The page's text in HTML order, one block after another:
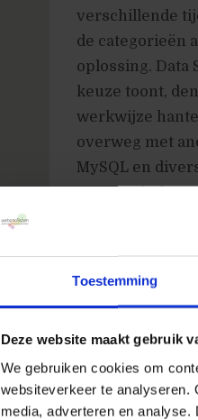
Toestemming
Deze website maakt gebruik
We gebruiken cookies om
websiteverkeer te analyseren.
media, adverteren en
verschillende
de categorieën
oplossing. Data
keuze toont,
werkwijze
overweg met
MySQL en
een mooie